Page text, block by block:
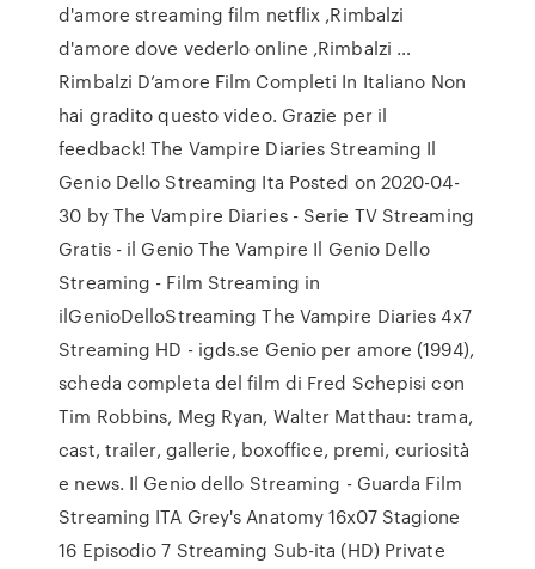
d'amore streaming film netflix ,Rimbalzi
d'amore dove vederlo online ,Rimbalzi …
Rimbalzi D’amore Film Completi In Italiano Non
hai gradito questo video. Grazie per il
feedback! The Vampire Diaries Streaming Il
Genio Dello Streaming Ita Posted on 2020-04-
30 by The Vampire Diaries - Serie TV Streaming
Gratis - il Genio The Vampire Il Genio Dello
Streaming - Film Streaming in
ilGenioDelloStreaming The Vampire Diaries 4x7
Streaming HD - igds.se Genio per amore (1994),
scheda completa del film di Fred Schepisi con
Tim Robbins, Meg Ryan, Walter Matthau: trama,
cast, trailer, gallerie, boxoffice, premi, curiosità
e news. Il Genio dello Streaming - Guarda Film
Streaming ITA Grey's Anatomy 16x07 Stagione
16 Episodio 7 Streaming Sub-ita (HD) Private